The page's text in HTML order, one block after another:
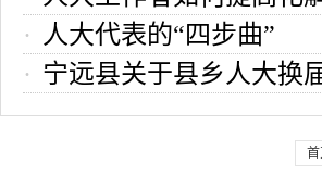
人大代表的“四步曲”
宁远县关于县乡人大换
首